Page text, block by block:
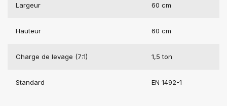
Largeur 60 cm
Hauteur 60 cm
Charge de levage (7:1) 1,5 ton
Standard EN 1492-1